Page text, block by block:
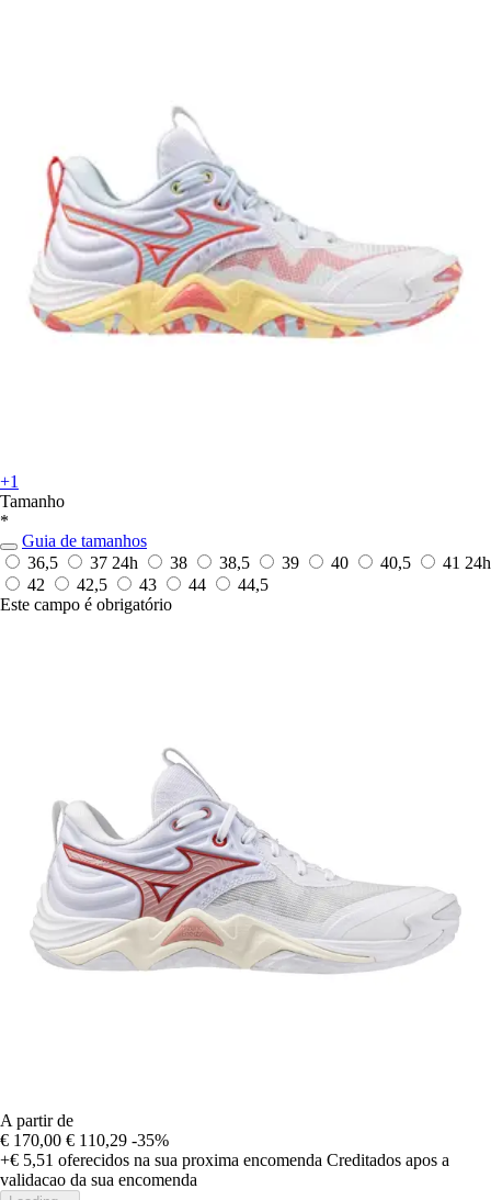
+1
Tamanho
*
Guia de tamanhos
36,5
37 24h 38 38,5 39 40 40,5 41 24h
42
42,5 43 44
44,5
Este campo é obrigatório
A partir de
€ 170,00 € 110,29 -35%
+€ 5,51 oferecidos na sua proxima encomenda Creditados apos a
validacao da sua encomenda